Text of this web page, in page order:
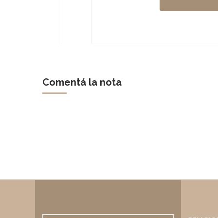
Comentá la nota